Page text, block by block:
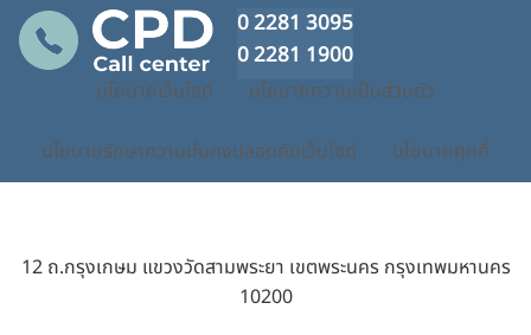
0 2281 3095
0 2281 1900
นโยบายเว็บไซต์ นโยบายความเป็นส่วนตัว
นโยบายรักษาความมั่นคงปลอดภัยเว็บไซต์ นโยบายคุกกี้
12 ถ.กรุงเกษม แขวงวัดสามพระยา เขตพระนคร กรุงเทพมหานคร
10200